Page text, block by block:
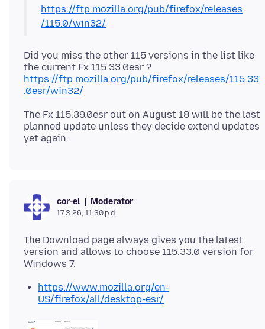
https://ftp.mozilla.org/pub/firefox/releases
/115.0/win32/
Did you miss the other 115 versions in the list like
https://ftp.mozilla.org/pub/firefox/releases/115.33
.0esr/win32/
The Fx 115.39.0esr out on August 18 will be the last
planned update unless they decide extend updates
cor-el Moderator
17.3.26, 11:30 p.d.
The Download page always gives you the latest
version and allows to choose 115.33.0 version for
https://www.mozilla.org/en-
US/firefox/all/desktop-esr/